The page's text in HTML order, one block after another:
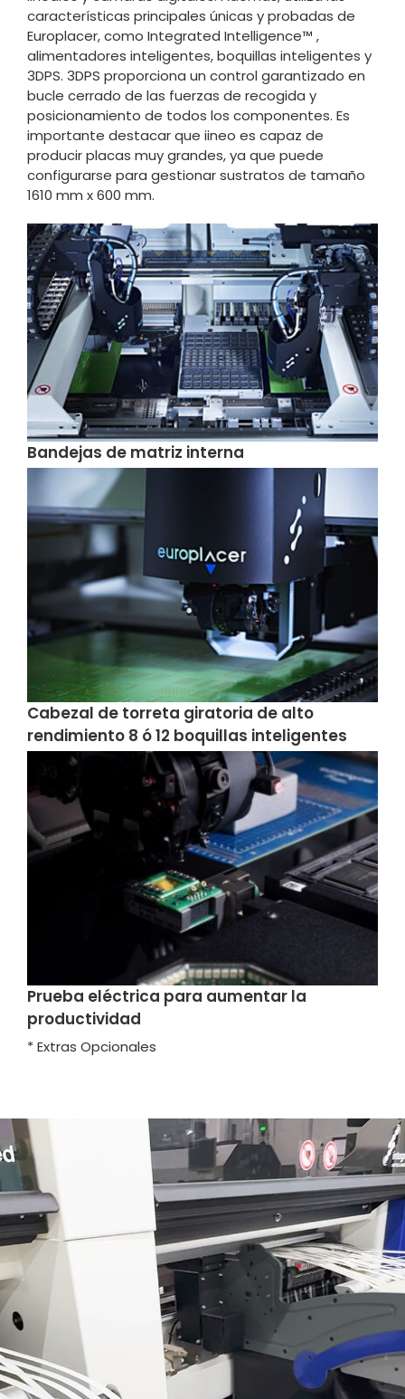
características principales únicas y probadas de
Europlacer, como Integrated Intelligence™ ,
alimentadores inteligentes, boquillas inteligentes y
3DPS. 3DPS proporciona un control garantizado en
bucle cerrado de las fuerzas de recogida y
posicionamiento de todos los componentes. Es
importante destacar que iineo es capaz de
producir placas muy grandes, ya que puede
configurarse para gestionar sustratos de tamaño
1610 mm x 600 mm.
Bandejas de matriz interna
Cabezal de torreta giratoria de alto
rendimiento 8 ó 12 boquillas inteligentes
Prueba eléctrica para aumentar la
productividad
* Extras Opcionales